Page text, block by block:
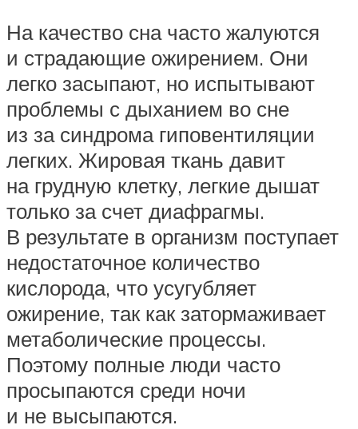
На качество сна часто жалуются
и страдающие ожирением. Они
легко засыпают, но испытывают
проблемы с дыханием во сне
из за синдрома гиповентиляции
легких. Жировая ткань давит
на грудную клетку, легкие дышат
только за счет диафрагмы.
В результате в организм поступает
недостаточное количество
кислорода, что усугубляет
ожирение, так как затормаживает
метаболические процессы.
Поэтому полные люди часто
просыпаются среди ночи
и не высыпаются.